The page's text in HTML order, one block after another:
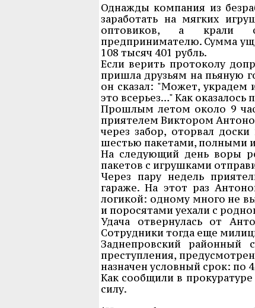
Однажды компания из
заработать на мягких
оптовиков, а крали
предпринимателю. Сумма
108 тысяч 401 рубль.
Если верить протоколу
пришла друзьям на пьяную
он сказал: "Может, украдем
это всерьез…" Как
Прошлым летом около 9
приятелем Виктором
через забор, оторвал
шестью пакетами, полными
На следующий день воры
пакетов с игрушками
Через пару недель
гараже. На этот раз
логикой: одному много не
и поросятами уехали с
Удача отвернулась от
Сотрудники тогда еще
Заднепровский районный
преступления,
назначен условный срок: по
Как сообщили в
силу.